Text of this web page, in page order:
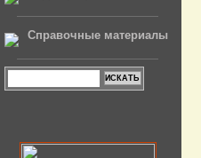
Справочные материалы